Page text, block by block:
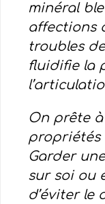
minéral
affections
troubles
fluidifie la
On prête
propriétés
Garder
sur soi ou
d’éviter le